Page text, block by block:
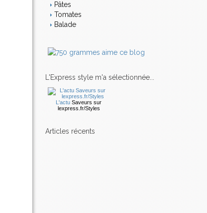
Pâtes
Tomates
Balade
L'Express style m'a sélectionnée...
L'actu Saveurs sur
lexpress.fr/Styles
articles récents